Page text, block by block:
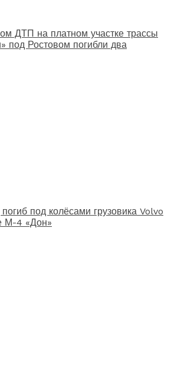
ДТП на платном участке трассы
под Ростовом погибли два
под колёсами грузовика Volvo
М-4 «Дон»